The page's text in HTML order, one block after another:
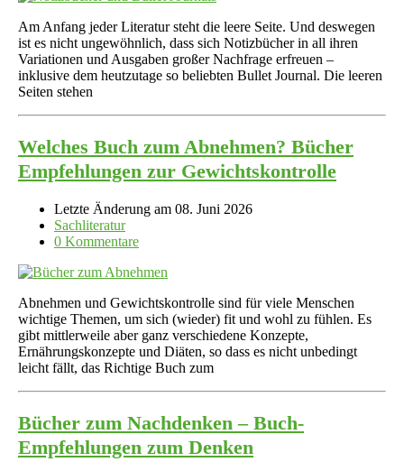
Am Anfang jeder Literatur steht die leere Seite. Und deswegen
ist es nicht ungewöhnlich, dass sich Notizbücher in all ihren
Variationen und Ausgaben großer Nachfrage erfreuen –
inklusive dem heutzutage so beliebten Bullet Journal. Die leeren
Seiten stehen
Welches Buch zum Abnehmen? Bücher
Empfehlungen zur Gewichtskontrolle
Letzte Änderung am 08. Juni 2026
Sachliteratur
0 Kommentare
Abnehmen und Gewichtskontrolle sind für viele Menschen
wichtige Themen, um sich (wieder) fit und wohl zu fühlen. Es
gibt mittlerweile aber ganz verschiedene Konzepte,
Ernährungskonzepte und Diäten, so dass es nicht unbedingt
leicht fällt, das Richtige Buch zum
Bücher zum Nachdenken – Buch-
Empfehlungen zum Denken